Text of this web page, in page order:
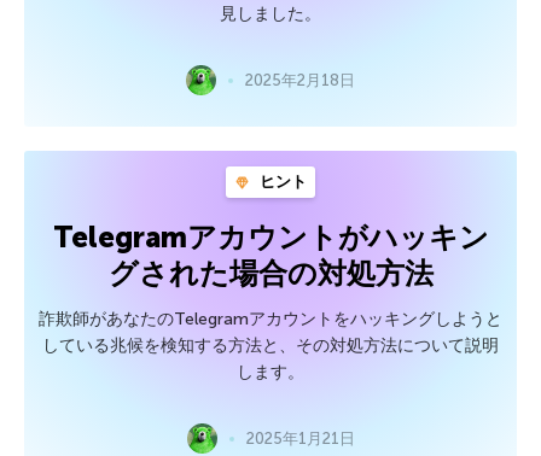
見しました。
2025年2月18日
ヒント
Telegramアカウントがハッキン
グされた場合の対処方法
詐欺師があなたのTelegramアカウントをハッキングしようと
している兆候を検知する方法と、その対処方法について説明
します。
2025年1月21日